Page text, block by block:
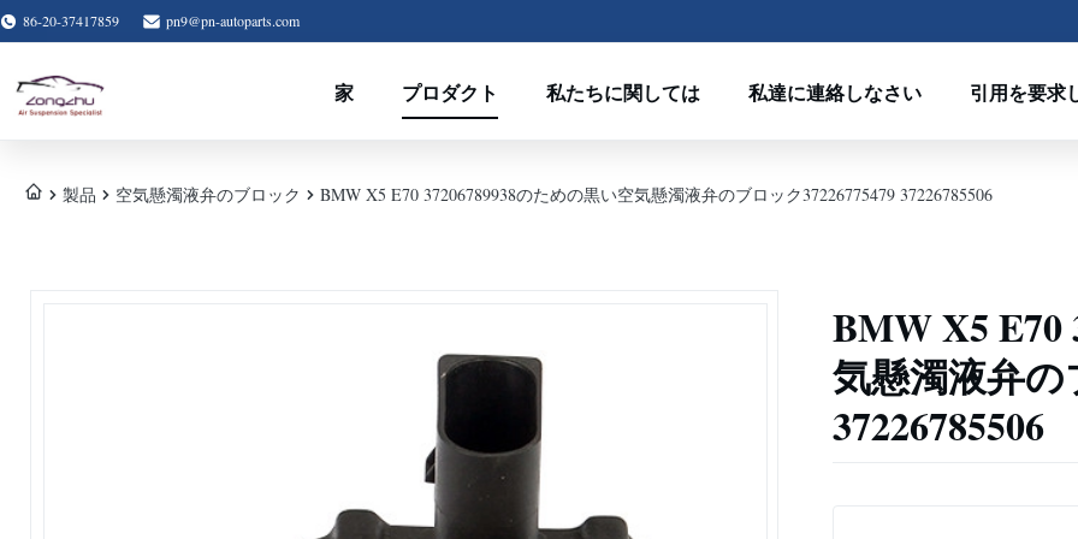
86-20-37417859 pn9@pn-autoparts.com
家 プロダクト 私たちに関しては 私達に連絡しなさい 引用を要求
製品 空気懸濁液弁のブロック BMW X5 E70 37206789938のための黒い空気懸濁液弁のブロック37226775479 37226785506
BMW X5 E70
気懸濁液弁の
37226785506